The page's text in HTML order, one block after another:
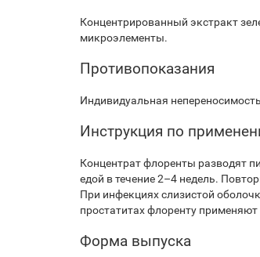
Концентрированный экстракт
микроэлементы.
Противопоказания
Индивидуальная
Инструкция по
Концентрат флоренты разводят
едой в течение 2–4 недель.
При инфекциях слизистой
простатитах флоренту
Форма выпуска